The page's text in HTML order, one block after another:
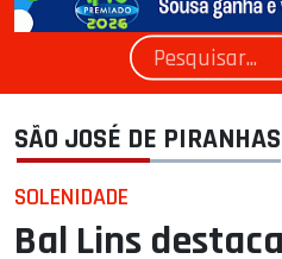
SÃO JOSÉ DE PIRANHAS
SOLENIDADE
Bal Lins